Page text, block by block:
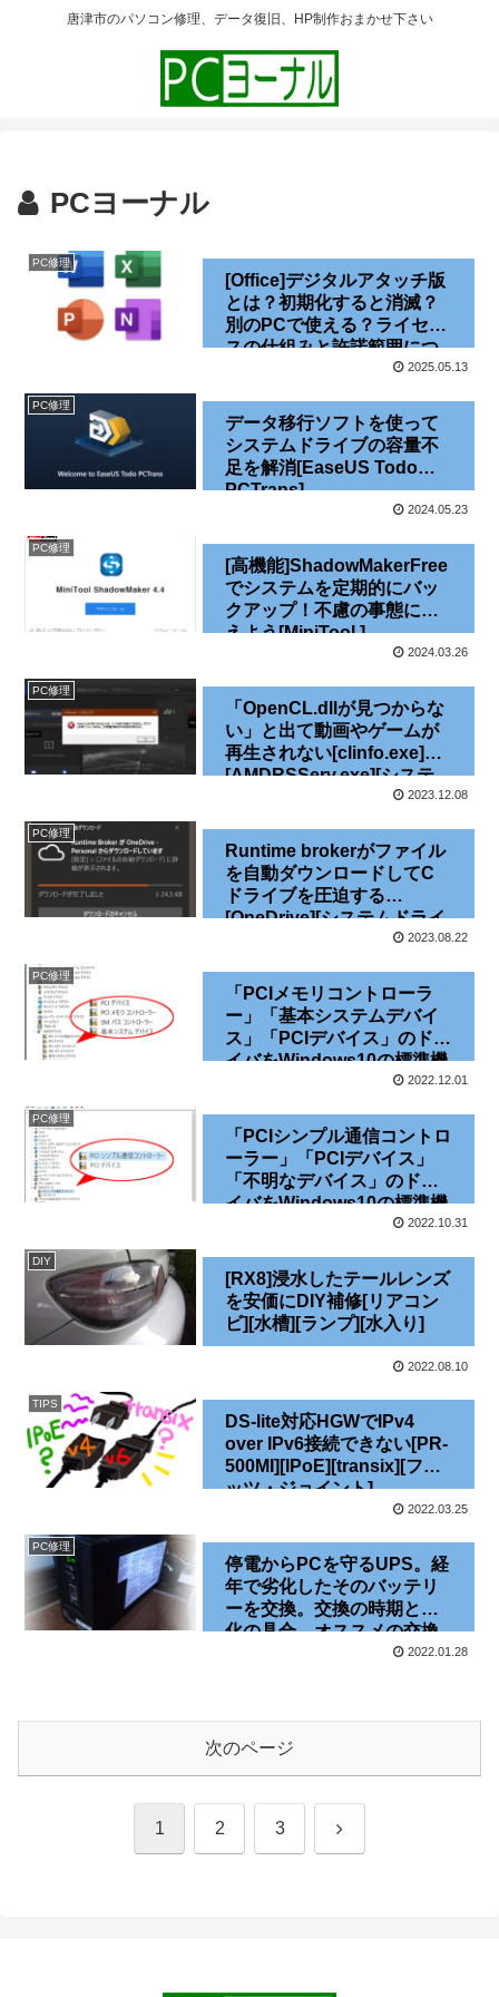
唐津市のパソコン修理、データ復旧、HP制作おまかせ下さい
PCヨーナル
PC修理
[Office]デジタルアタッチ版
とは？初期化すると消滅？
別のPCで使える？ライセン
スの仕組みと許諾範囲につ
いて[DA版][バンドル版]2025.05.13
PC修理
データ移行ソフトを使って
システムドライブの容量不
足を解消[EaseUS Todo
PCTrans]
2024.05.23
PC修理
[高機能]ShadowMakerFree
でシステムを定期的にバッ
クアップ！不慮の事態に備
えよう[MiniTool ]
2024.03.26
PC修理
「OpenCL.dllが見つからな
い」と出て動画やゲームが
再生されない[clinfo.exe]
[AMDRSServ.exe][システ
2023.12.08
PC修理
Runtime brokerがファイル
を自動ダウンロードしてC
ドライブを圧迫する
[OneDrive][システムドライ
2023.08.22
PC修理
「PCIメモリコントローラ
ー」「基本システムデバイ
ス」「PCIデバイス」のドラ
イバをWindows10の標準機
2022.12.01
PC修理
「PCIシンプル通信コントロ
ーラー」「PCIデバイス」
「不明なデバイス」のドラ
イバをWindows10の標準機
2022.10.31
DIY
[RX8]浸水したテールレンズ
を安価にDIY補修[リアコン
ビ][水槽][ランプ][水入り]
2022.08.10
TIPS
DS-lite対応HGWでIPv4
over IPv6接続できない[PR-
500MI][IPoE][transix][フレ
ッツ・ジョイント]
2022.03.25
PC修理
停電からPCを守るUPS。経
年で劣化したそのバッテリ
ーを交換。交換の時期と劣
化の具合、オススメの交換
バッテリーなど[BY50S]2022.01.28
次のページ
1 2 3 次